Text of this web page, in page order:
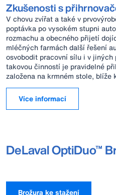
Zkušenosti s
V chovu zvířat a také v
poptávka po vysokém stupni
rozmachu a obecného přijetí
mléčných farmách další řešení
osvobodit pracovní sílu i v
takovou činností je pravidelné
založena na krmném stole, blíže
Více informací
DeLaval OptiDuo™
Brožura ke stažení